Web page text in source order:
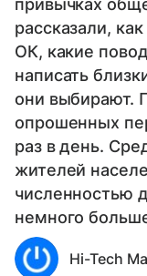
привычках
рассказали,
ОК, какие
написать
они выбирают.
опрошенных
раз в день.
жителей
численностью
немного
Hi-Tech